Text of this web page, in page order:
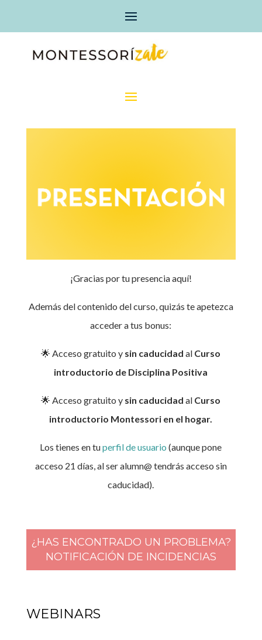
¡Gracias por tu presencia aquí!
Además del contenido del curso, quizás te apetezca
acceder a tus bonus:
🌟 Acceso gratuito y sin caducidadal Curso
introductorio de Disciplina Positiva
🌟 Acceso gratuito y sin caducidadal Curso
introductorio Montessori en el hogar.
Los tienes en tuperfil de usuario (aunque pone
acceso 21 días, al ser alumn@ tendrás acceso sin
caducidad).
¿HAS ENCONTRADO UN PROBLEMA?
NOTIFICACIÓN DE INCIDENCIAS
WEBINARS